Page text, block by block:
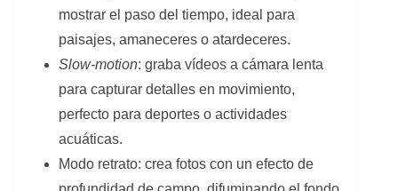
mostrar el paso del tiempo, ideal para
paisajes, amaneceres o atardeceres.
Slow-motion: graba vídeos a cámara lenta
para capturar detalles en movimiento,
perfecto para deportes o actividades
acuáticas.
Modo retrato: crea fotos con un efecto de